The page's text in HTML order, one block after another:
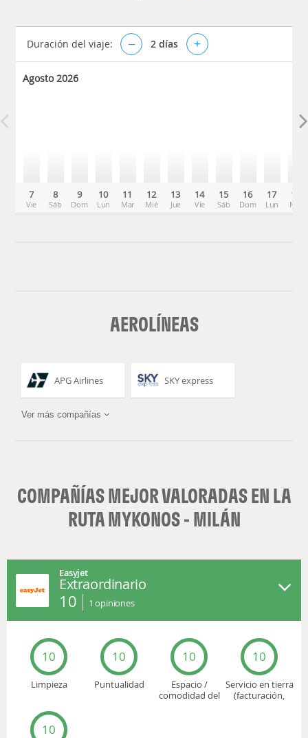
Duración del viaje: – 2 días +
Agosto 2026
7
Vie
8
Sáb
9
Dom
10
Lun
11
Mar
12
Mié
13
Jue
14
Vie
15
Sáb
16
Dom
17
Lun
18
Mar
AEROLÍNEAS
APG Airlines SKY express
Neosair
Ver más compañías
COMPAÑÍAS MEJOR VALORADAS EN LA
RUTA MYKONOS - MILÁN
Easyjet
Extraordinario
10 1 opiniones
10
Limpieza
10
Puntualidad
10
Espacio /
comodidad del
10
Servicio en tierra
(facturación,
10